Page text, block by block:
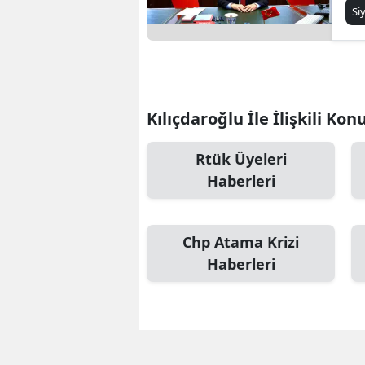
Kılıçdaroğlu İle İlişkili
Rtük Üyeleri
Haberleri
Chp Atama Krizi
Haberleri